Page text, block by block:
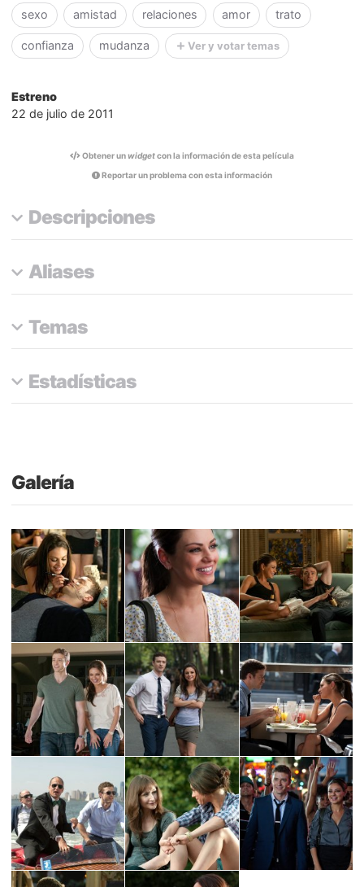
sexo
amistad relaciones amor trato
confianza mudanza Ver y votar temas
Estreno
22 de julio de 2011
Obtener unwidgetcon la información de esta película
Reportar un problema con esta información
Descripciones
Aliases
Temas
Estadísticas
Galería